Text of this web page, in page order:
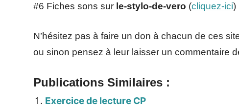
#6 Fiches sons sur le-stylo-de-vero (cliquez-ici)
N’hésitez pas à faire un don à chacun de ces
ou sinon pensez à leur laisser un commentaire
Publications Similaires :
Exercice de lecture CP